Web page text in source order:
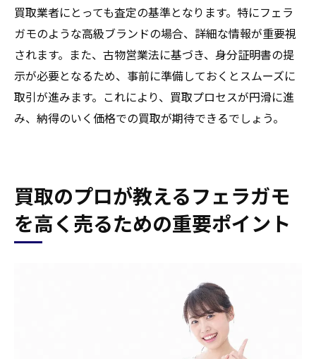
買取業者にとっても査定の基準となります。特にフェラ
ガモのような高級ブランドの場合、詳細な情報が重要視
されます。また、古物営業法に基づき、身分証明書の提
示が必要となるため、事前に準備しておくとスムーズに
取引が進みます。これにより、買取プロセスが円滑に進
み、納得のいく価格での買取が期待できるでしょう。
買取のプロが教えるフェラガモ
を高く売るための重要ポイント